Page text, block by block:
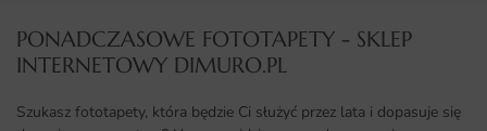
PONADCZASOWE FOTOTAPETY - SKLEP
INTERNETOWY DIMURO.PL​
Szukasz fototapety, która będzie Ci służyć przez lata i dopasuje się